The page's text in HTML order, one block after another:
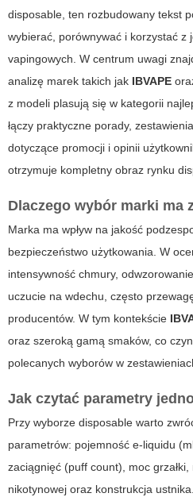
disposable, ten rozbudowany tekst
wybierać, porównywać i korzystać z
vapingowych. W centrum uwagi
analizę marek takich jak IBVAPE
z modeli plasują się w kategorii
łączy praktyczne porady,
dotyczące promocji i opinii
otrzymuje kompletny obraz rynku
Dlaczego wybór marki ma
Marka ma wpływ na jakość
bezpieczeństwo użytkowania. W
intensywność chmury,
uczucie na wdechu, często
producentów. W tym kontekście
oraz szeroką gamą smaków, co
polecanych wyborów w
Jak czytać parametry
Przy wyborze disposable warto
parametrów: pojemność e-liquidu
zaciągnięć (puff count), moc
nikotynowej oraz konstrukcja